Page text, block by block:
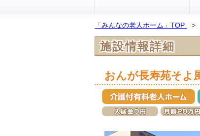
「みんなの老人ホーム」TOP
施設情報詳細
おんが長寿苑そよ